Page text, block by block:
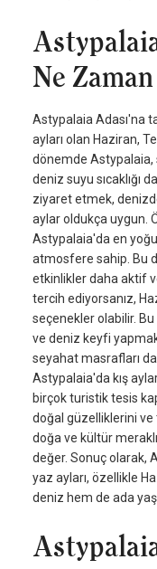
Ne
Astypalaia Adası'na
ayları olan Haziran,
dönemde Astypalaia,
deniz suyu sıcaklığı
ziyaret etmek,
aylar oldukça uygun.
Astypalaia'da en
atmosfere sahip. Bu
etkinlikler daha aktif
tercih ediyorsanız,
seçenekler olabilir.
ve deniz keyfi
seyahat masrafları
Astypalaia'da kış
birçok turistik tesis
doğal güzelliklerini
doğa ve kültür
değer. Sonuç olarak,
yaz ayları, özellikle
deniz hem de ada